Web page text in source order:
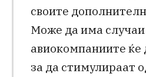
своите
Може да има случаи
авиокомпаниите ќе
за да стимулираат